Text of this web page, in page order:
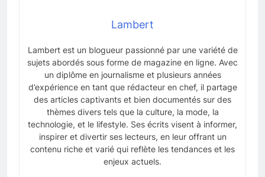
Lambert
Lambert est un blogueur passionné par une variété de
sujets abordés sous forme de magazine en ligne. Avec
un diplôme en journalisme et plusieurs années
d’expérience en tant que rédacteur en chef, il partage
des articles captivants et bien documentés sur des
thèmes divers tels que la culture, la mode, la
technologie, et le lifestyle. Ses écrits visent à informer,
inspirer et divertir ses lecteurs, en leur offrant un
contenu riche et varié qui reflète les tendances et les
enjeux actuels.